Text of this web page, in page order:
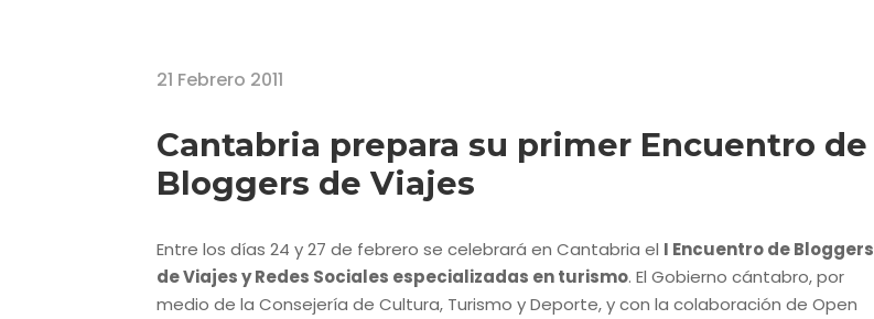
21 Febrero 2011
Cantabria prepara su primer Encuentro de
Bloggers de Viajes
Entre los días 24 y 27 de febrero se celebrará en Cantabria el I Encuentro de Bloggers
de Viajes y Redes Sociales especializadas en turismo. El Gobierno cántabro, por
medio de la Consejería de Cultura, Turismo y Deporte, y con la colaboración de Open